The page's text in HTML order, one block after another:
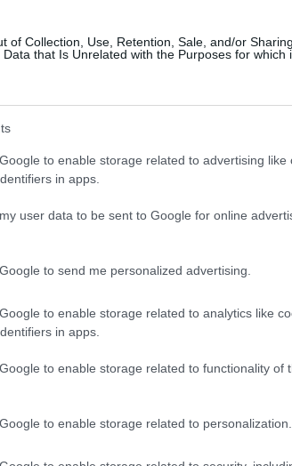
of Collection, Use, Retention, Sale, and/or Sharing
that Is Unrelated with the Purposes for which
to enable storage related to advertising like
in apps.
user data to be sent to Google for online
to send me personalized advertising.
to enable storage related to analytics like
in apps.
to enable storage related to functionality of
to enable storage related to personalization.